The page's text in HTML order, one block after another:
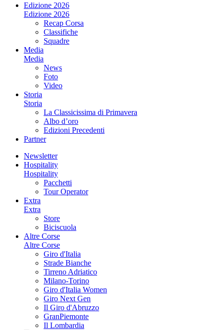
Edizione 2026
Edizione 2026
Recap Corsa
Classifiche
Squadre
Media
Media
News
Foto
Video
Storia
Storia
La Classicissima di Primavera
Albo d’oro
Edizioni Precedenti
Partner
Newsletter
Hospitality
Hospitality
Pacchetti
Tour Operator
Extra
Extra
Store
Biciscuola
Altre Corse
Altre Corse
Giro d'Italia
Strade Bianche
Tirreno Adriatico
Milano-Torino
Giro d'Italia Women
Giro Next Gen
Il Giro d'Abruzzo
GranPiemonte
Il Lombardia